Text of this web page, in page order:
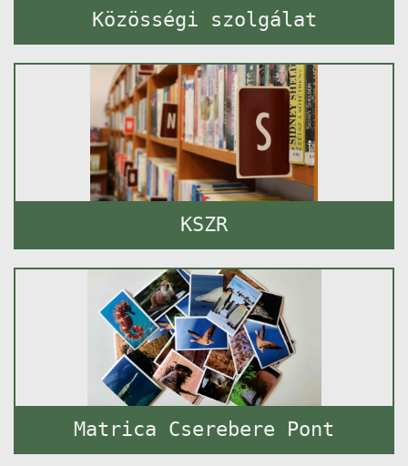
Közösségi szolgálat
KSZR
Matrica Cserebere Pont